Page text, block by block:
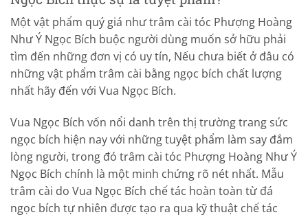
Một vật phẩm quý giá như trâm cài tóc Phượng Hoàng
Như Ý Ngọc Bích buộc người dùng muốn sở hữu phải
tìm đến những đơn vị có uy tín, Nếu chưa biết ở đâu có
những vật phẩm trâm cài bằng ngọc bích chất lượng
nhất hãy đến với Vua Ngọc Bích.
Vua Ngọc Bích vốn nổi danh trên thị trường trang sức
ngọc bích hiện nay với những tuyệt phẩm làm say đắm
lòng người, trong đó trâm cài tóc Phượng Hoàng Như Ý
Ngọc Bích chính là một minh chứng rõ nét nhất. Mẫu
trâm cài do Vua Ngọc Bích chế tác hoàn toàn từ đá
ngọc bích tự nhiên được tạo ra qua kỹ thuật chế tác